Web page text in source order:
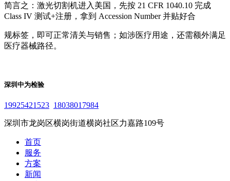
简言之：激光切割机进入美国，先按 21 CFR 1040.10 完成
Class IV 测试+注册，拿到 Accession Number 并贴好合
规标签，即可正常清关与销售；如涉医疗用途，还需额外满足
医疗器械路径。
深圳中为检验
19925421523 18038017984
深圳市龙岗区横岗街道横岗社区力嘉路109号
首页
服务
方案
新闻